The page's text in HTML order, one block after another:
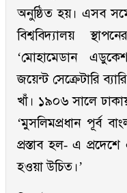
অনুষ্ঠিত হয়। এসব
বিশ্ববিদ্যালয়
‘মোহামেডান
জয়েন্ট সেক্রেটারি
খাঁ। ১৯০৬ সালে
‘মুসলিমপ্রধান পূর্ব
প্রস্তাব হল- এ প্রদেশে
হওয়া উচিত।’